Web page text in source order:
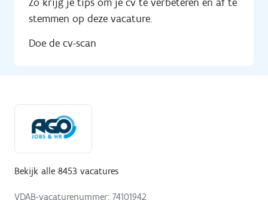
stemmen op deze vacature.
Doe de cv-scan
Bekijk alle 8453 vacatures
VDAB-vacaturenummer: 74101942